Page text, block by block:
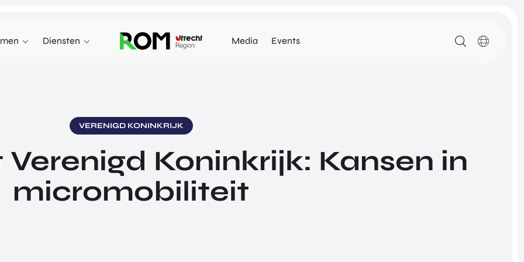
Diensten Media Events
VERENIGD KONINKRIJK
Koninkrijk: Kansen in
micromobiliteit
markten in het buitenland.
INVESTEREN
HEALTH VENTURES
INTERNATIONALISEREN
ALLES OVER
INTERNATIONALISEREN
GA MEE OP HANDELSMISSIE
INVESTEREN
INTERNATIONALISEREN
PRODUCTEN EN PROGRAMMA'S
STARTUP UTRECHT REGION